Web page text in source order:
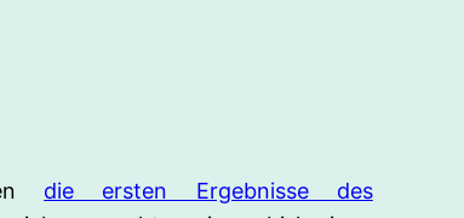
die ersten Ergebnisse des